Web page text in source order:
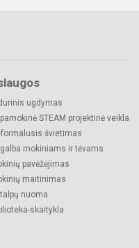
ugdymas
STEAM projektinė veikla
švietimas
mokiniams ir tėvams
pavėžėjimas
maitinimas
nuoma
skaitykla